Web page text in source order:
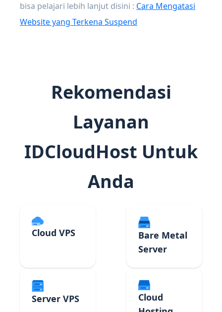
bisa pelajari lebih lanjut disini : Cara Mengatasi
Website yang Terkena Suspend
Rekomendasi
Layanan
IDCloudHost Untuk
Anda
Cloud VPS
Bare Metal
Server
Server VPS
Cloud